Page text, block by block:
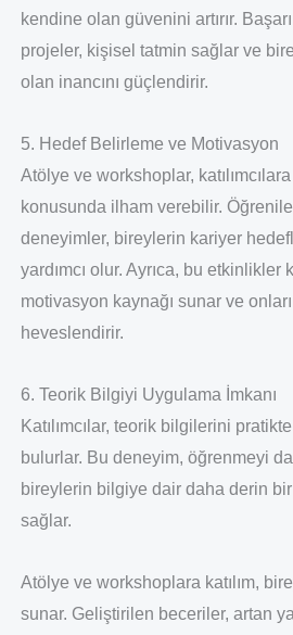
kendine olan güvenini artırır.
projeler, kişisel tatmin sağlar ve
olan inancını güçlendirir.
5. Hedef Belirleme ve Motivasyon
Atölye ve workshoplar,
konusunda ilham verebilir.
deneyimler, bireylerin kariyer
yardımcı olur. Ayrıca, bu etkinlikler
motivasyon kaynağı sunar ve
heveslendirir.
6. Teorik Bilgiyi Uygulama İmkanı
Katılımcılar, teorik bilgilerini
bulurlar. Bu deneyim, öğrenmeyi
bireylerin bilgiye dair daha derin bir
sağlar.
Atölye ve workshoplara katılım,
sunar. Geliştirilen beceriler, artan